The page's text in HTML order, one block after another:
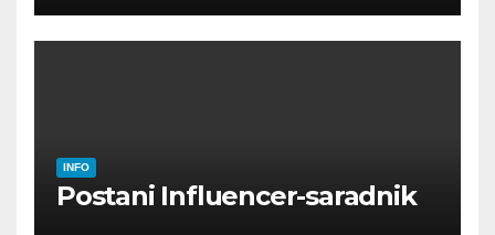
INFO
Postani Influencer-saradnik